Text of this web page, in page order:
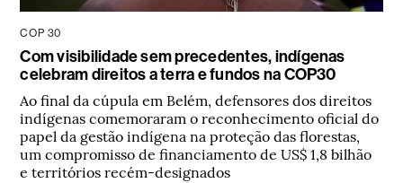
COP 30
Com visibilidade sem precedentes, indígenas
celebram direitos a terra e fundos na COP30
Ao final da cúpula em Belém, defensores dos direitos
indígenas comemoraram o reconhecimento oficial do
papel da gestão indígena na proteção das florestas,
um compromisso de financiamento de US$ 1,8 bilhão
e territórios recém-designados